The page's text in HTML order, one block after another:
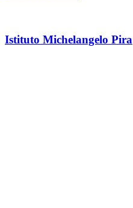
Istituto Michelangelo Pira